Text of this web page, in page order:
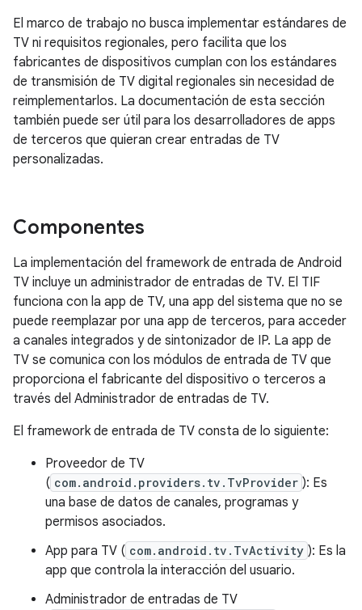
El marco de trabajo no busca implementar estándares de
TV ni requisitos regionales, pero facilita que los
fabricantes de dispositivos cumplan con los estándares
de transmisión de TV digital regionales sin necesidad de
reimplementarlos. La documentación de esta sección
también puede ser útil para los desarrolladores de apps
de terceros que quieran crear entradas de TV
personalizadas.
Componentes
La implementación del framework de entrada de Android
TV incluye un administrador de entradas de TV. El TIF
funciona con la app de TV, una app del sistema que no se
puede reemplazar por una app de terceros, para acceder
a canales integrados y de sintonizador de IP. La app de
TV se comunica con los módulos de entrada de TV que
proporciona el fabricante del dispositivo o terceros a
través del Administrador de entradas de TV.
El framework de entrada de TV consta de lo siguiente:
Proveedor de TV
( com.android.providers.tv.TvProvider ): Es
una base de datos de canales, programas y
permisos asociados.
App para TV ( com.android.tv.TvActivity ): Es la
app que controla la interacción del usuario.
Administrador de entradas de TV